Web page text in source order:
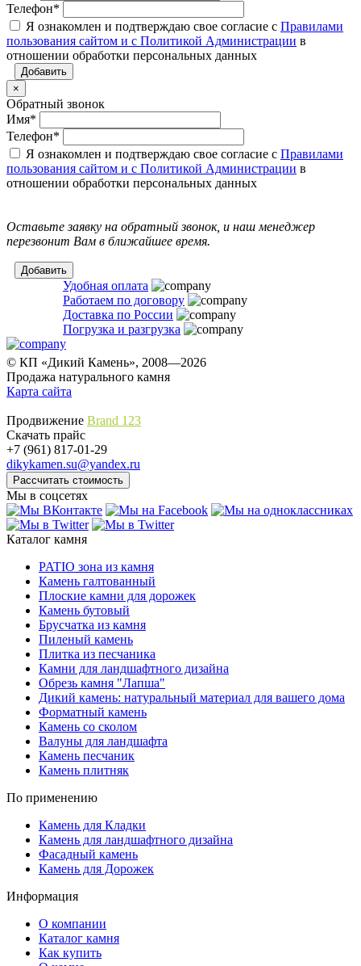
Телефон*
Я ознакомлен и подтверждаю свое согласие с Правилами
пользования сайтом и с Политикой Администрации в
отношении обработки персональных данных
×
Обратный звонок
Имя*
Телефон*
Я ознакомлен и подтверждаю свое согласие с Правилами
пользования сайтом и с Политикой Администрации в
отношении обработки персональных данных
Оставьте заявку на обратный звонок, и наш менеджер
перезвонит Вам в ближайшее время.
Удобная оплата
Работаем по договору
Доставка по России
Погрузка и разгрузка
© КП «Дикий Камень», 2008—2026
Продажа натурального камня
Карта сайта
Продвижение Brand 123
Скачать прайс
+7 (961) 817-01-29
dikykamen.su@yandex.ru
Мы в соцсетях
Каталог камня
PATIO зона из камня
Камень галтованный
Плоские камни для дорожек
Камень бутовый
Брусчатка из камня
Пиленый камень
Плитка из песчаника
Камни для ландшафтного дизайна
Обрезь камня "Лапша"
Дикий камень: натуральный материал для вашего дома
Форматный камень
Камень со сколом
Валуны для ландшафта
Камень песчаник
Камень плитняк
По применению
Камень для Кладки
Камень для ландшафтного дизайна
Фасадный камень
Камень для Дорожек
Информация
О компании
Каталог камня
Как купить